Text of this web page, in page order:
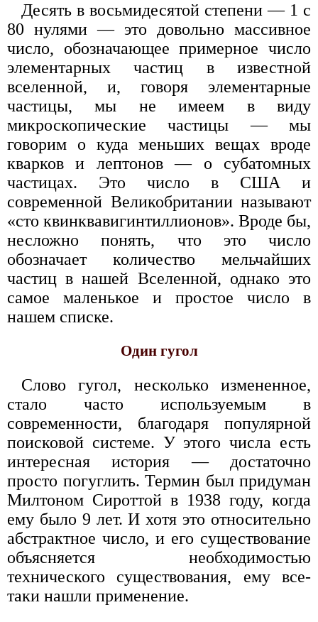
Десять в восьмидесятой степени — 1 с
80 нулями — это довольно массивное
число, обозначающее примерное число
элементарных частиц в известной
вселенной, и, говоря элементарные
частицы, мы не имеем в виду
микроскопические частицы — мы
говорим о куда меньших вещах вроде
кварков и лептонов — о субатомных
частицах. Это число в США и
современной Великобритании называют
«сто квинквавигинтиллионов». Вроде бы,
несложно понять, что это число
обозначает количество мельчайших
частиц в нашей Вселенной, однако это
самое маленькое и простое число в
нашем списке.
Один гугол
Слово гугол, несколько измененное,
стало часто используемым в
современности, благодаря популярной
поисковой системе. У этого числа есть
интересная история — достаточно
просто погуглить. Термин был придуман
Милтоном Сироттой в 1938 году, когда
ему было 9 лет. И хотя это относительно
абстрактное число, и его существование
объясняется необходимостью
технического существования, ему все-
таки нашли применение.